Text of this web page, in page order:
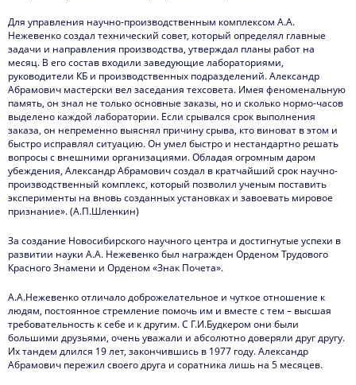
Для управления научно-производственным комплексом А.А.
Нежевенко создал технический совет, который определял главные
задачи и направления производства, утверждал планы работ на
месяц. В его состав входили заведующие лабораториями,
руководители КБ и производственных подразделений. Александр
Абрамович мастерски вел заседания техсовета. Имея феноменальную
память, он знал не только основные заказы, но и сколько нормо-часов
выделено каждой лаборатории. Если срывался срок выполнения
заказа, он непременно выяснял причину срыва, кто виноват в этом и
быстро исправлял ситуацию. Он умел быстро и нестандартно решать
вопросы с внешними организациями. Обладая огромным даром
убеждения, Александр Абрамович создал в кратчайший срок научно-
производственный комплекс, который позволил ученым поставить
эксперименты на вновь созданных установках и завоевать мировое
признание». (А.П.Шленкин)
За создание Новосибирского научного центра и достигнутые успехи в
развитии науки А.А. Нежевенко был награжден Орденом Трудового
Красного Знамени и Орденом «Знак Почета».
А.А.Нежевенко отличало доброжелательное и чуткое отношение к
людям, постоянное стремление помочь им и вместе с тем – высшая
требовательность к себе и к другим. С Г.И.Будкером они были
большими друзьями, очень уважали и абсолютно доверяли друг другу.
Их тандем длился 19 лет, закончившись в 1977 году. Александр
Абрамович пережил своего друга и соратника лишь на 5 месяцев.